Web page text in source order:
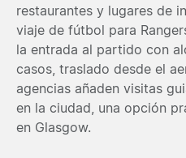
restaurantes y lugares de
viaje de fútbol para
la entrada al partido con
casos, traslado desde el
agencias añaden visitas
en la ciudad, una opción
en Glasgow.